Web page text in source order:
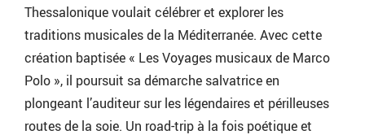
Thessalonique voulait célébrer et explorer les
traditions musicales de la Méditerranée. Avec cette
création baptisée « Les Voyages musicaux de Marco
Polo », il poursuit sa démarche salvatrice en
plongeant l’auditeur sur les légendaires et périlleuses
routes de la soie. Un road-trip à la fois poétique et